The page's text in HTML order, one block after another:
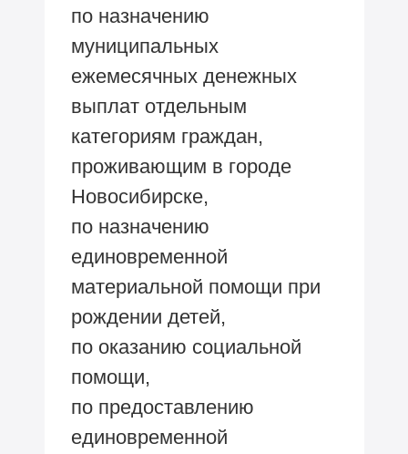
по назначению
муниципальных
ежемесячных денежных
выплат отдельным
категориям граждан,
проживающим в городе
Новосибирске,
по назначению
единовременной
материальной помощи при
рождении детей,
по оказанию социальной
помощи,
по предоставлению
единовременной